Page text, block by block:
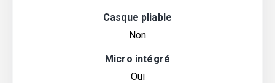
Casque pliable
Non
Micro intégré
Oui